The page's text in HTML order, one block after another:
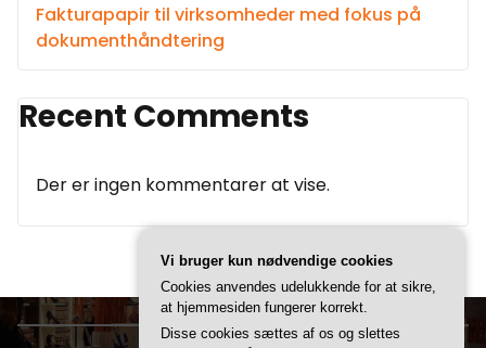
Fakturapapir til virksomheder med fokus på
dokumenthåndtering
Recent Comments
Der er ingen kommentarer at vise.
Vi bruger kun nødvendige cookies
Cookies anvendes udelukkende for at sikre,
at hjemmesiden fungerer korrekt.
Disse cookies sættes af os og slettes